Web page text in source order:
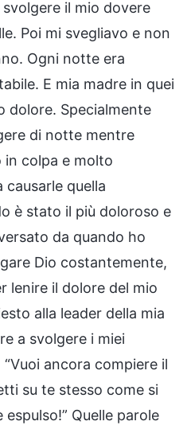
il mio dovere
Poi mi svegliavo e non
Ogni notte era
E mia madre in quei
dolore. Specialmente
di notte mentre
in colpa e molto
causarle quella
è stato il più doloroso e
da quando ho
Dio costantemente,
lenire il dolore del mio
alla leader della mia
a svolgere i miei
ancora compiere il
su te stesso come si
espulso!” Quelle parole